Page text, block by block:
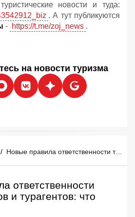
новости и туда:
. А тут публикуются
- https://t.me/zoj_news .
на новости туризма
/ Новые правила ответственности туроператоров и турагентов: что изменится
ответственности
и турагентов: что